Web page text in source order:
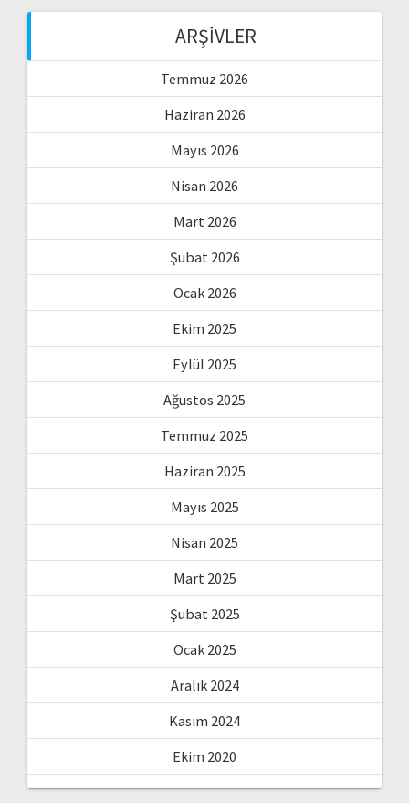
ARŞIVLER
Temmuz 2026
Haziran 2026
Mayıs 2026
Nisan 2026
Mart 2026
Şubat 2026
Ocak 2026
Ekim 2025
Eylül 2025
Ağustos 2025
Temmuz 2025
Haziran 2025
Mayıs 2025
Nisan 2025
Mart 2025
Şubat 2025
Ocak 2025
Aralık 2024
Kasım 2024
Ekim 2020